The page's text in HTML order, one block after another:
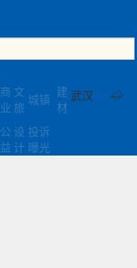
武汉 ◇
商
业
文
旅
城镇
建
材
公
益
设
计
投诉
曝光